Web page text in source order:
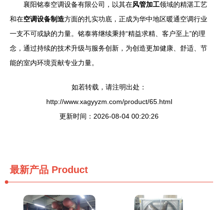
襄阳铭泰空调设备有限公司，以其在风管加工领域的精湛工艺
和在空调设备制造方面的扎实功底，正成为华中地区暖通空调行业
一支不可或缺的力量。铭泰将继续秉持“精益求精、客户至上”的理
念，通过持续的技术升级与服务创新，为创造更加健康、舒适、节
能的室内环境贡献专业力量。
如若转载，请注明出处：
http://www.xagyyzm.com/product/65.html
更新时间：2026-08-04 00:20:26
最新产品 Product